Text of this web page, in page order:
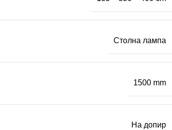
Столна лампа
1500 mm
На допир